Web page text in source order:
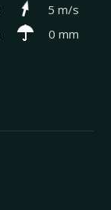
5 m/s
0 mm